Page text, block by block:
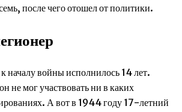
после чего отошел от политики.
началу войны исполнилось 14 лет.
не мог участвовать ни в каких
А вот в 1944 году 17-летний